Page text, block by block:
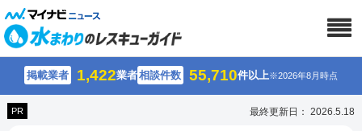
掲載業者 1,422業者相談件数 55,710件以上※2026年8月時点
PR 最終更新日： 2026.5.18